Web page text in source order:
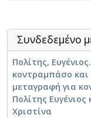
Συνδεδεμένο
Πολίτης,
κοντραμπάσο και
μεταγραφή για
Πολίτης
Χριστίνα